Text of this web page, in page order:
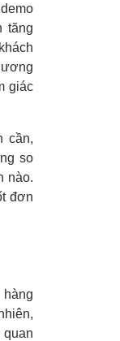
tăng
giác
cần,
so
nào.
đơn
hàng
quan